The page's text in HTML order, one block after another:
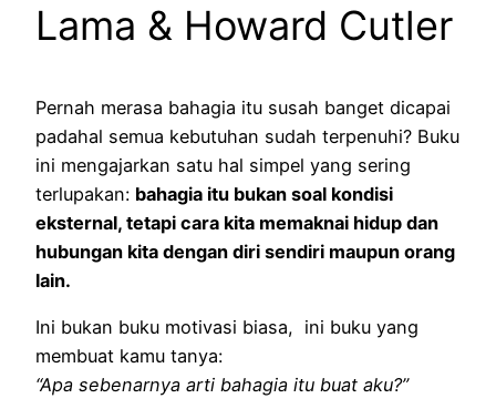
Lama & Howard Cutler
Pernah merasa bahagia itu susah banget dicapai
padahal semua kebutuhan sudah terpenuhi? Buku
ini mengajarkan satu hal simpel yang sering
terlupakan: bahagia itu bukan soal kondisi
eksternal, tetapi cara kita memaknai hidup dan
hubungan kita dengan diri sendiri maupun orang
lain.
Ini bukan buku motivasi biasa, ini buku yang
membuat kamu tanya:
“Apa sebenarnya arti bahagia itu buat aku?”